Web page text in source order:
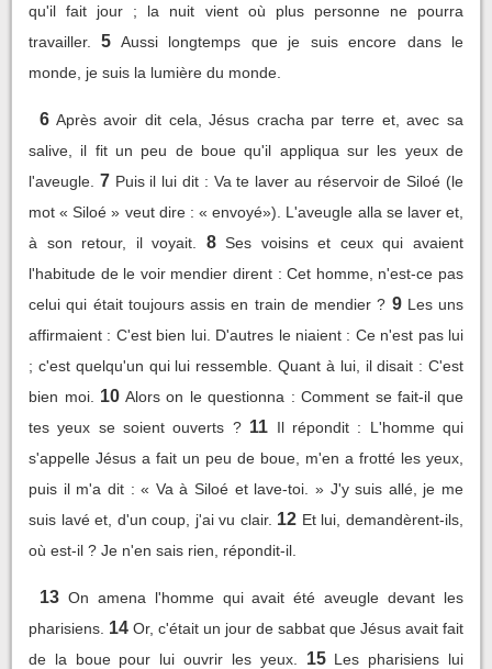
qu'il fait jour ; la nuit vient où plus personne ne pourra
travailler.
5 Aussi longtemps que je suis encore dans le
monde, je suis la lumière du monde.
6 Après avoir dit cela, Jésus cracha par terre et, avec sa
salive, il fit un peu de boue qu'il appliqua sur les yeux de
l'aveugle. 7 Puis il lui dit : Va te laver au réservoir de Siloé (le
mot « Siloé » veut dire : « envoyé»). L'aveugle alla se laver et,
à son retour, il voyait.
8 Ses voisins et ceux qui avaient
l'habitude de le voir mendier dirent : Cet homme, n'est-ce pas
celui qui était toujours assis en train de mendier ? 9 Les uns
affirmaient : C'est bien lui. D'autres le niaient : Ce n'est pas lui
; c'est quelqu'un qui lui ressemble. Quant à lui, il disait : C'est
bien moi.
10 Alors on le questionna : Comment se fait-il que
tes yeux se soient ouverts ? 11 Il répondit : L'homme qui
s'appelle Jésus a fait un peu de boue, m'en a frotté les yeux,
puis il m'a dit : « Va à Siloé et lave-toi. » J'y suis allé, je me
suis lavé et, d'un coup, j'ai vu clair. 12 Et lui, demandèrent-ils,
où est-il ? Je n'en sais rien, répondit-il.
13 On amena l'homme qui avait été aveugle devant les
pharisiens. 14 Or, c'était un jour de sabbat que Jésus avait fait
de la boue pour lui ouvrir les yeux.
15 Les pharisiens lui